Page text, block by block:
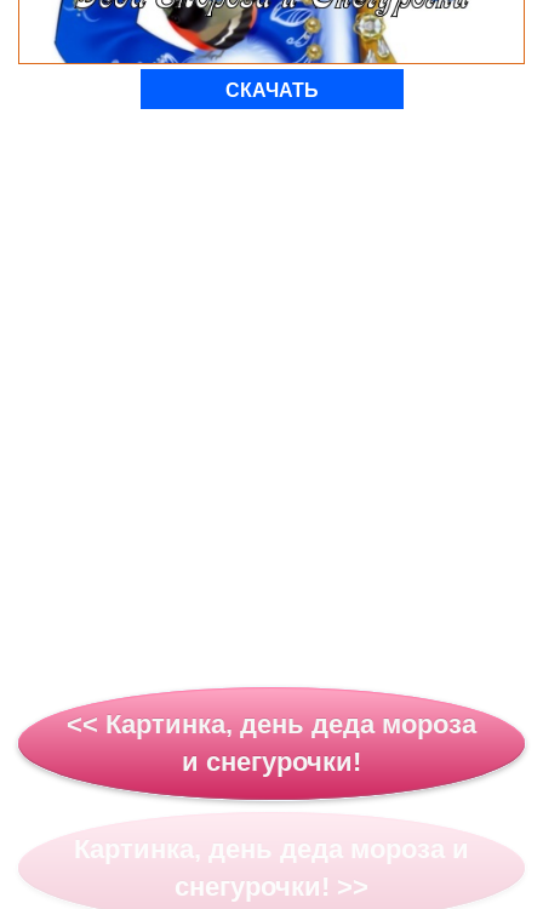
СКАЧАТЬ
<< Картинка, день деда мороза
и снегурочки!
Картинка, день деда мороза и
снегурочки! >>